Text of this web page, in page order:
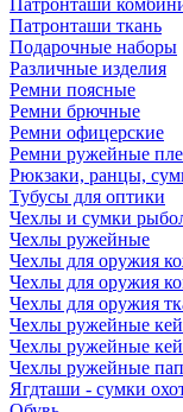
Патронташи
Патронташи ткань
Подарочные наборы
Различные изделия
Ремни поясные
Ремни брючные
Ремни офицерские
Ремни ружейные
Рюкзаки, ранцы,
Тубусы для оптики
Чехлы и сумки
Чехлы ружейные
Чехлы для оружия
Чехлы для оружия
Чехлы для оружия
Чехлы ружейные
Чехлы ружейные
Чехлы ружейные
Ягдташи - сумки